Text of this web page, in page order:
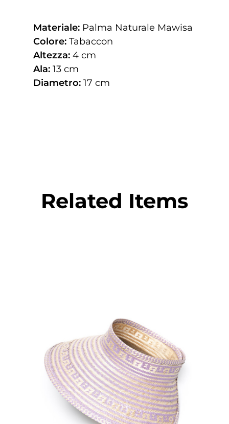
Materiale: Palma Naturale Mawisa
Colore: Tabaccon
Altezza: 4 cm
Ala: 13 cm
Diametro: 17 cm
Related Items
€55.00